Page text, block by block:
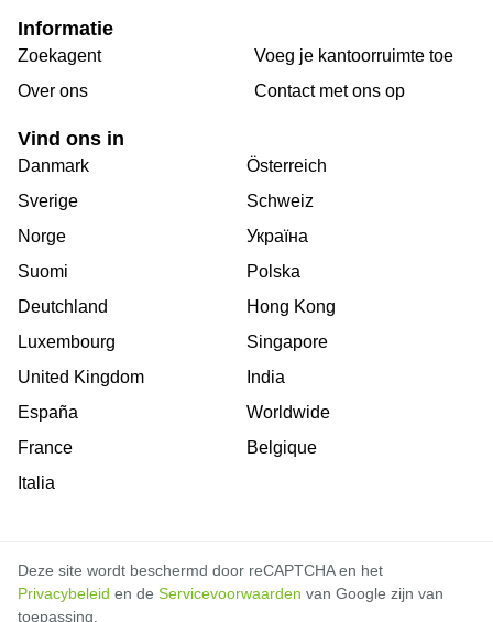
Informatie
Zoekagent
Over ons
Voeg je kantoorruimte toe
Сontact met ons op
Vind ons in
Danmark
Sverige
Norge
Suomi
Deutchland
Luxembourg
United Kingdom
España
France
Italia
Österreich
Schweiz
Україна
Polska
Hong Kong
Singapore
India
Worldwide
Belgique
Deze site wordt beschermd door reCAPTCHA en het
Privacybeleid en de Servicevoorwaarden van Google zijn van
toepassing.